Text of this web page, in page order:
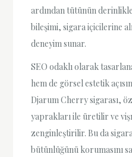
ardından tütünün
bileşimi, sigara içicilerine
deneyim sunar.
SEO odaklı olarak
hem de görsel estetik
Djarum Cherry sigarası,
yaprakları ile üretilir ve
zenginleştirilir. Bu da
bütünlüğünü korumasını